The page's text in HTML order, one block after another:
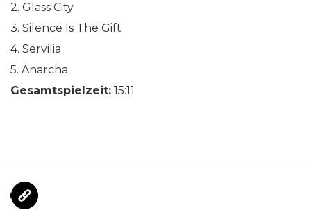
2. Glass City
3. Silence Is The Gift
4. Servilia
5. Anarcha
Gesamtspielzeit: 15:11